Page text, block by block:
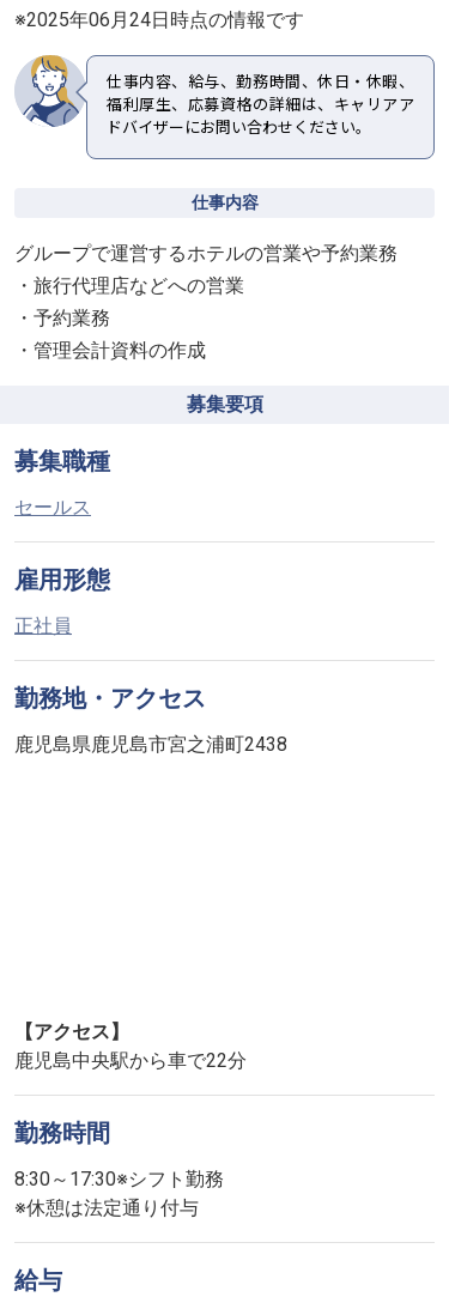
※2025年06月24日時点の情報です
仕事内容、給与、勤務時間、休日・休暇、
福利厚生、応募資格の詳細は、キャリアア
ドバイザーにお問い合わせください。
仕事内容
グループで運営するホテルの営業や予約業務
・旅行代理店などへの営業
・予約業務
・管理会計資料の作成
募集要項
募集職種
セールス
雇用形態
正社員
勤務地・アクセス
鹿児島県鹿児島市宮之浦町2438
【アクセス】
鹿児島中央駅から車で22分
勤務時間
8:30～17:30※シフト勤務
※休憩は法定通り付与
給与